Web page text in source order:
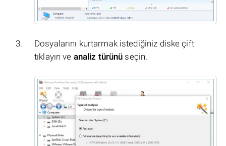
Dosyalarını kurtarmak istediğiniz diske çift
tıklayın ve analiz türünü seçin.